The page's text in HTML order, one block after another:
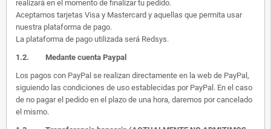
realizará en el momento de finalizar tu pedido.
Aceptamos tarjetas Visa y Mastercard y aquellas que permita usar
nuestra plataforma de pago.
La plataforma de pago utilizada será Redsys.
1.2. Medante cuenta Paypal
Los pagos con PayPal se realizan directamente en la web de PayPal,
siguiendo las condiciones de uso establecidas por PayPal. En el caso
de no pagar el pedido en el plazo de una hora, daremos por cancelado
el mismo.